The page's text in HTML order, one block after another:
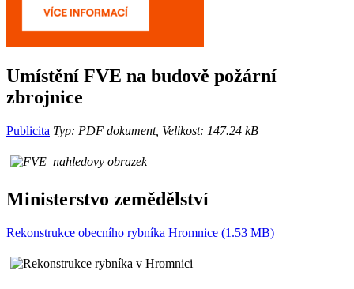
Umístění FVE na budově požární
zbrojnice
Publicita Typ: PDF dokument, Velikost: 147.24 kB
Ministerstvo zemědělství
Rekonstrukce obecního rybníka Hromnice (1.53 MB)